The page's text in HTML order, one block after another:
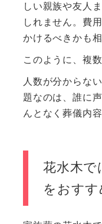
しい親族や友人
しれません。費
かけるべきかも
このように、複
人数が分からな
題なのは、誰に
んとなく葬儀内
花水木で
をおす